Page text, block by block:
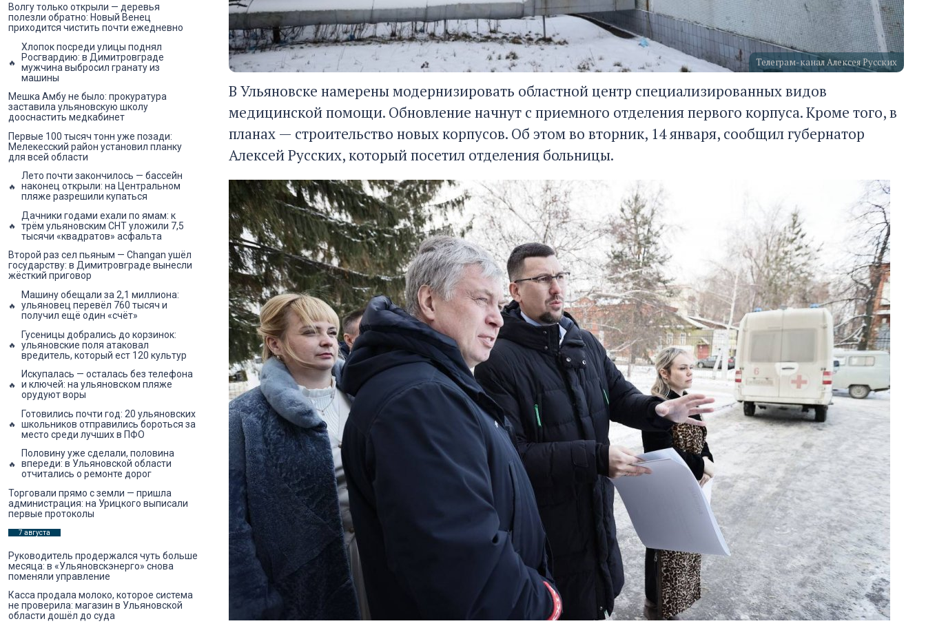
Телеграм-канал Алексея Русских
В Ульяновске намерены модернизировать областной центр специализированных видов
медицинской помощи. Обновление начнут с приемного отделения первого корпуса. Кроме того, в
планах — строительство новых корпусов. Об этом во вторник, 14 января, сообщил губернатор
Алексей Русских, который посетил отделения больницы.
Волгу только открыли — деревья
полезли обратно: Новый Венец
приходится чистить почти ежедневно
Хлопок посреди улицы поднял
Росгвардию: в Димитровграде
мужчина выбросил гранату из
машины
Мешка Амбу не было: прокуратура
заставила ульяновскую школу
дооснастить медкабинет
Первые 100 тысяч тонн уже позади:
Мелекесский район установил планку
для всей области
Лето почти закончилось — бассейн
наконец открыли: на Центральном
пляже разрешили купаться
Дачники годами ехали по ямам: к
трём ульяновским СНТ уложили 7,5
тысячи «квадратов» асфальта
Второй раз сел пьяным — Changan ушёл
государству: в Димитровграде вынесли
жёсткий приговор
Машину обещали за 2,1 миллиона:
ульяновец перевёл 760 тысяч и
получил ещё один «счёт»
Гусеницы добрались до корзинок:
ульяновские поля атаковал
вредитель, который ест 120 культур
Искупалась — осталась без телефона
и ключей: на ульяновском пляже
орудуют воры
Готовились почти год: 20 ульяновских
школьников отправились бороться за
место среди лучших в ПФО
Половину уже сделали, половина
впереди: в Ульяновской области
отчитались о ремонте дорог
Торговали прямо с земли — пришла
администрация: на Урицкого выписали
первые протоколы
7 августа
Руководитель продержался чуть больше
месяца: в «Ульяновскэнерго» снова
поменяли управление
Касса продала молоко, которое система
не проверила: магазин в Ульяновской
области дошёл до суда